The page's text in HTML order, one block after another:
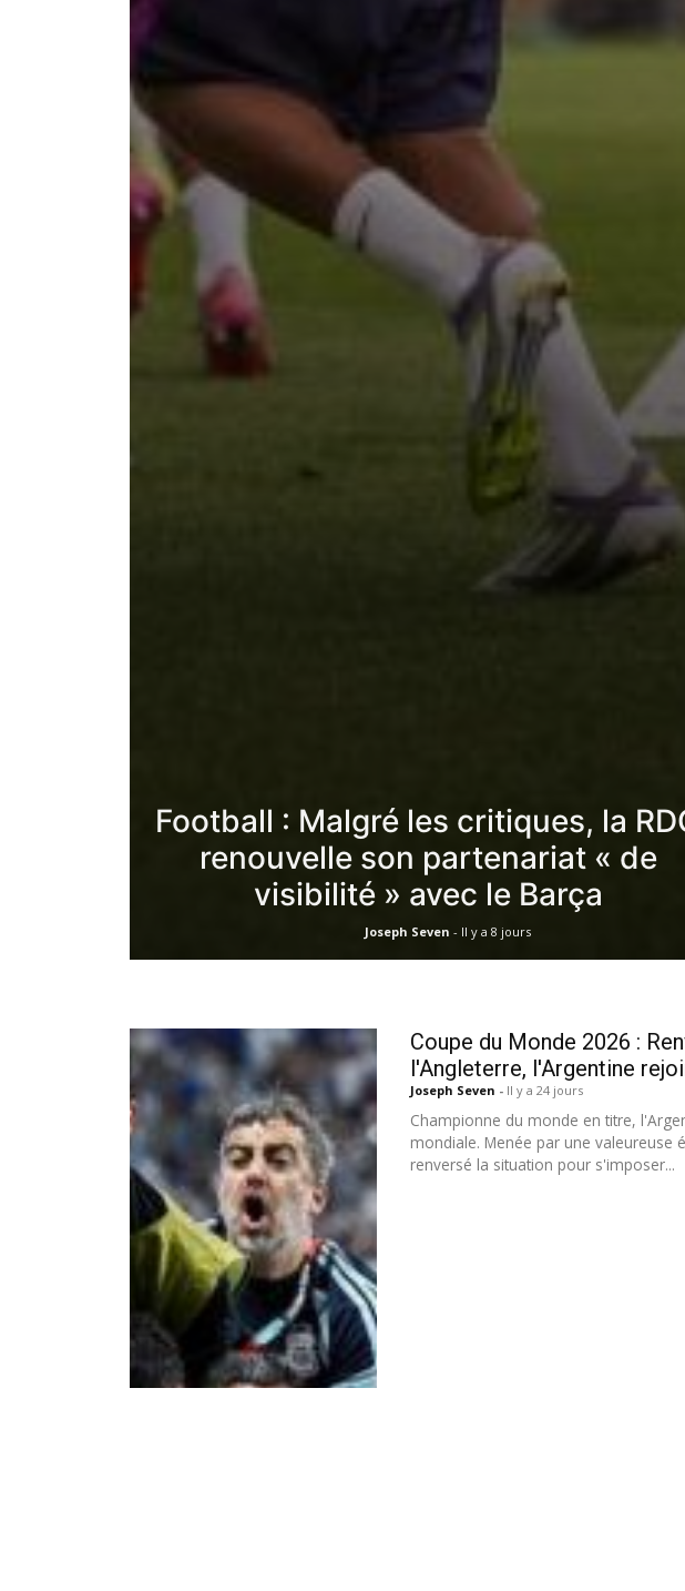
Football : Malgré les critiques, la
renouvelle son partenariat « de
visibilité » avec le Barça
Joseph Seven - Il y a 8 jours
Coupe du Monde 2026 :
l'Angleterre, l'Argentine
Joseph Seven - Il y a 24 jours
Championne du monde en titre,
mondiale. Menée par une valeureuse
renversé la situation pour s'imposer...